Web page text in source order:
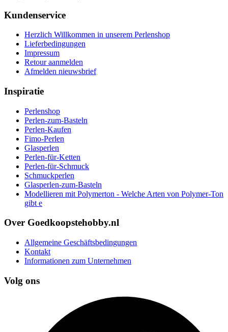
Kundenservice
Herzlich Willkommen in unserem Perlenshop
Lieferbedingungen
Impressum
Retour aanmelden
Afmelden nieuwsbrief
Inspiratie
Perlenshop
Perlen-zum-Basteln
Perlen-Kaufen
Fimo-Perlen
Glasperlen
Perlen-für-Ketten
Perlen-für-Schmuck
Schmuckperlen
Glasperlen-zum-Basteln
Modellieren mit Polymerton - Welche Arten von Polymer-Ton
gibt e
Over Goedkoopstehobby.nl
Allgemeine Geschäftsbedingungen
Kontakt
Informationen zum Unternehmen
Volg ons